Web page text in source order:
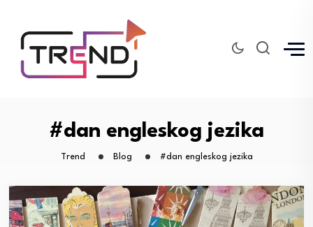
#dan engleskog jezika
Trend Blog #dan engleskog jezika